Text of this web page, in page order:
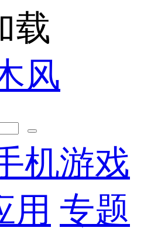
载
机游戏
用 专题